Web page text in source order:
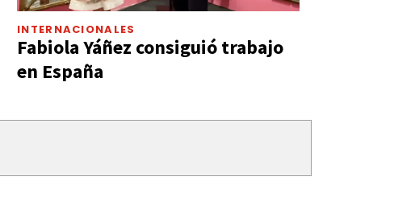
INTERNACIONALES
Fabiola Yáñez consiguió trabajo
en España